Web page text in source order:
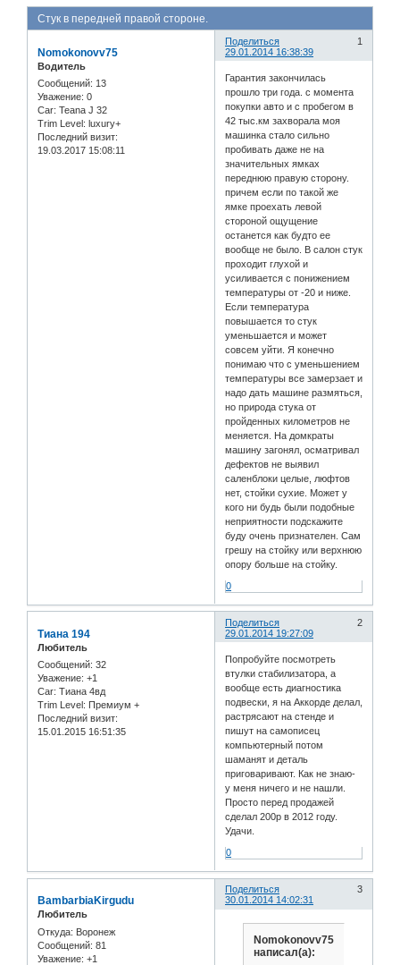
Стук в передней правой стороне.
Поделиться
1
29.01.2014 16:38:39
Nomokonovv75
Водитель
Сообщений: 13
Уважение: 0
Car: Teana J 32
Trim Level: luxury+
Последний визит:
19.03.2017 15:08:11
Гарантия закончилась
прошло три года. с момента
покупки авто и с пробегом в
42 тыс.км захворала моя
машинка стало сильно
пробивать даже не на
значительных ямках
переднюю правую сторону.
причем если по такой же
ямке проехать левой
стороной ощущение
останется как будто ее
вообще не было. В салон стук
проходит глухой и
усиливается с понижением
температуры от -20 и ниже.
Если температура
повышается то стук
уменьшается и может
совсем уйти. Я конечно
понимаю что с уменьшением
температуры все замерзает и
надо дать машине размяться,
но природа стука от
пройденных километров не
меняется. На домкраты
машину загонял, осматривал
дефектов не выявил
саленблоки целые, люфтов
нет, стойки сухие. Может у
кого ни будь были подобные
неприятности подскажите
буду очень признателен. Сам
грешу на стойку или верхнюю
опору больше на стойку.
0
Поделиться
2
29.01.2014 19:27:09
Тиана 194
Любитель
Сообщений: 32
Уважение: +1
Car: Тиана 4вд
Trim Level: Премиум +
Последний визит:
15.01.2015 16:51:35
Попробуйте посмотреть
втулки стабилизатора, а
вообще есть диагностика
подвески, я на Аккорде делал,
растрясают на стенде и
пишут на самописец
компьютерный потом
шаманят и деталь
приговаривают. Как не знаю-
у меня ничего и не нашли.
Просто перед продажей
сделал 200р в 2012 году.
Удачи.
0
Поделиться
3
30.01.2014 14:02:31
BambarbiaKirgudu
Любитель
Откуда: Воронеж
Сообщений: 81
Уважение: +1
Nomokonovv75
написал(а):